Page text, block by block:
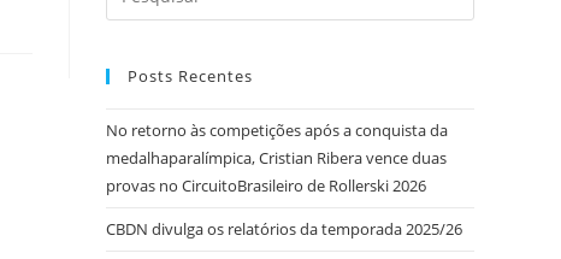
Posts Recentes
No retorno às competições após a conquista da
medalhaparalímpica, Cristian Ribera vence duas
provas no CircuitoBrasileiro de Rollerski 2026
CBDN divulga os relatórios da temporada 2025/26